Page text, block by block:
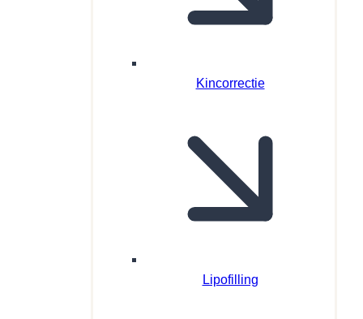
Kincorrectie
Lipofilling